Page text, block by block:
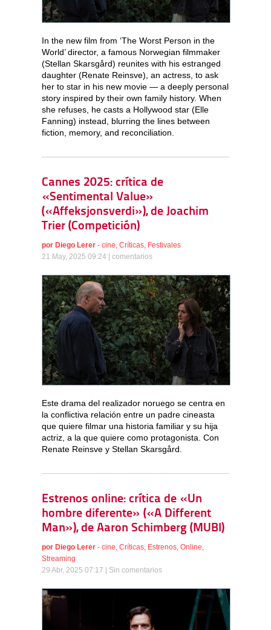
In the new film from ‘The Worst Person in the
World’ director, a famous Norwegian filmmaker
(Stellan Skarsgård) reunites with his estranged
daughter (Renate Reinsve), an actress, to ask
her to star in his new movie — a deeply personal
story inspired by their own family history. When
she refuses, he casts a Hollywood star (Elle
Fanning) instead, blurring the lines between
fiction, memory, and reconciliation.
Cannes 2025: crítica de
«Sentimental Value»
(«Affeksjonsverdi»), de Joachim
Trier (Competición)
por Diego Lerer - cine, Críticas, Festivales
21 May, 2025 09:24 | comentarios
Este drama del realizador noruego se centra en
la conflictiva relación entre un padre cineasta
que quiere filmar una historia familiar y su hija
actriz, a la que quiere como protagonista. Con
Renate Reinsve y Stellan Skarsgård.
Estrenos online: crítica de «Un
hombre diferente» («A Different
Man»), de Aaron Schimberg (MUBI)
por Diego Lerer - cine Críticas Estrenos Online
Streaming
29 Abr, 2025 07:17 | Sin comentarios